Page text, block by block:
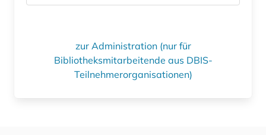
zur Administration (nur für
Bibliotheksmitarbeitende aus DBIS-
Teilnehmerorganisationen)